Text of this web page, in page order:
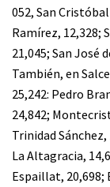
052, San
Ramírez, 12,328;
21,045; San José
También, en
25,242: Pedro
24,842;
Trinidad Sánchez,
La Altagracia,
Espaillat, 20,698;